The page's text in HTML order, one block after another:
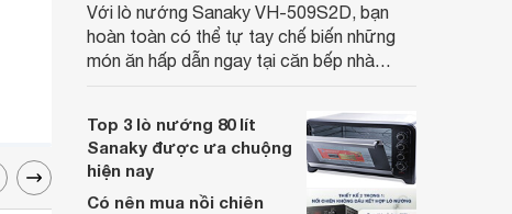
Với lò nướng Sanaky VH-509S2D, bạn
hoàn toàn có thể tự tay chế biến những
món ăn hấp dẫn ngay tại căn bếp nhà
những bí quyết đơn giản để biến lò nướng
này thành trợ thủ đắc lực cho những bữa
ăn gia đình thêm phần trọn vẹn.
Top 3 lò nướng 80 lít
Sanaky được ưa chuộng
hiện nay
Có nên mua nồi chiên